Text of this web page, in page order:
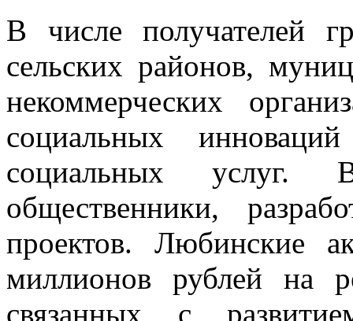
В числе получателей
сельских районов,
некоммерческих
социальных
социальных услуг.
общественники,
проектов. Любинские
миллионов рублей на
связанных с